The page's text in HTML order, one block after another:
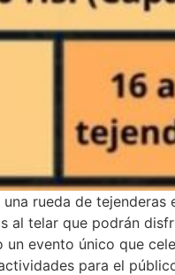
rueda de
al telar que podrán
evento único que
para el